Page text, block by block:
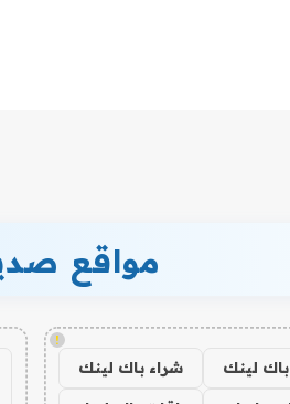
مواقع
!
لينك شراء باك لينك